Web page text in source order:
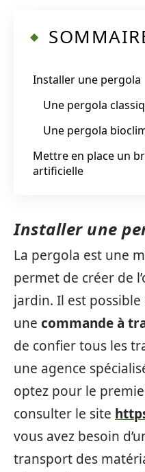
Installer une pergola
Une pergola
Une pergola
Mettre en place un
artificielle
Installer une
La pergola est une
permet de créer de
jardin. Il est
une commande à
de confier tous les
une agence
optez pour le
consulter le site
vous avez besoin
transport des